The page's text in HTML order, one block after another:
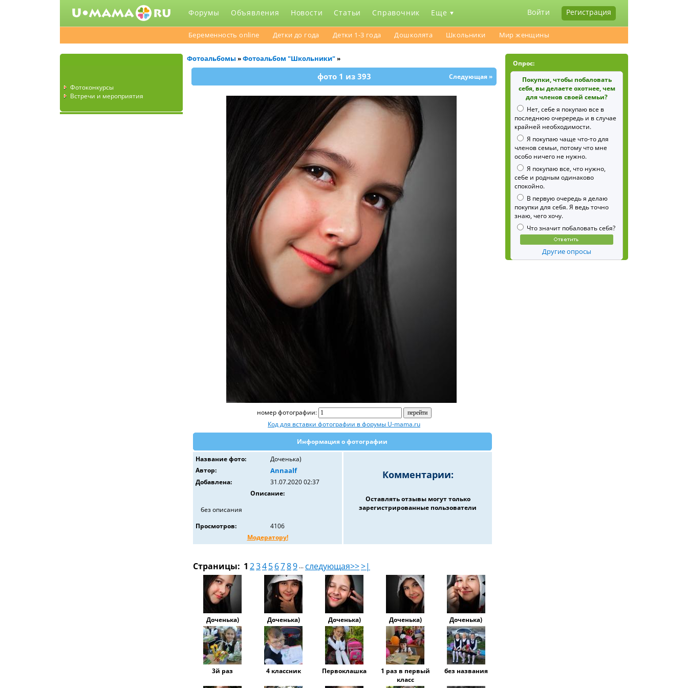
Форумы Объявления Новости Статьи Справочник Еще Войти Регистрация
Беременность online Детки до года Детки 1-3 года Дошколята Школьники Мир женщины
Фотоконкурсы
Встречи и мероприятия
Фотоальбомы »Фотоальбом "Школьники"»
фото 1 из 393 Следующая »
номер фотографии:
Код для вставки фотографии в форумы U-mama.ru
Информация о фотографии
Название фото:
Доченька)
Автор:
Annaalf
Добавлена:
31.07.2020 02:37
Описание:
без описания
Просмотров:
4106
Модератору!
Комментарии:
Оставлять отзывы могут только
зарегистрированные пользователи
Страницы: 1 23456789 ... следующая>>>|
Доченька) Доченька) Доченька) Доченька) Доченька)
3й раз 4 классник Первоклашка
1 раз в первый
класс
без названия
Опрос:
Покупки, чтобы побаловать
себя, вы делаете охотнее, чем
для членов своей семьи?
Нет, себе я покупаю все в
последнюю очерередь и в случае
крайней необходимости.
Я покупаю чаще что-то для
членов семьи, потому что мне
особо ничего не нужно.
Я покупаю все, что нужно,
себе и родным одинаково
спокойно.
В первую очередь я делаю
покупки для себя. Я ведь точно
знаю, чего хочу.
Что значит побаловать себя?
Другие опросы